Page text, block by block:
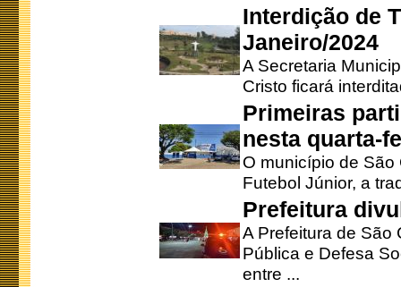
Interdição de
Janeiro/2024
A Secretaria
Cristo ficará
Primeiras
nesta quarta-
O município de
Futebol Júnior, a
Prefeitura
A Prefeitura de São
Pública e Defesa
entre ...